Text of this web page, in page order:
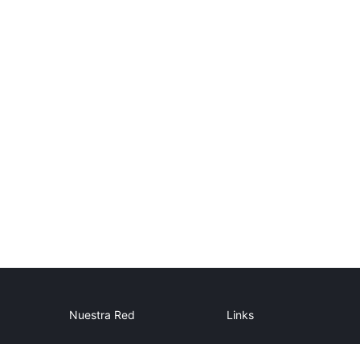
Nuestra Red Links